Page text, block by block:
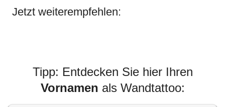
Jetzt weiterempfehlen:
Tipp: Entdecken Sie hier Ihren
Vornamen als Wandtattoo: